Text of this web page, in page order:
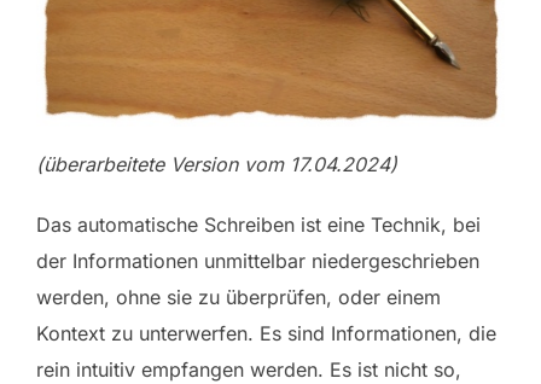
(überarbeitete Version vom 17.04.2024)
Das automatische Schreiben ist eine Technik, bei
der Informationen unmittelbar niedergeschrieben
werden, ohne sie zu überprüfen, oder einem
Kontext zu unterwerfen. Es sind Informationen, die
rein intuitiv empfangen werden. Es ist nicht so,